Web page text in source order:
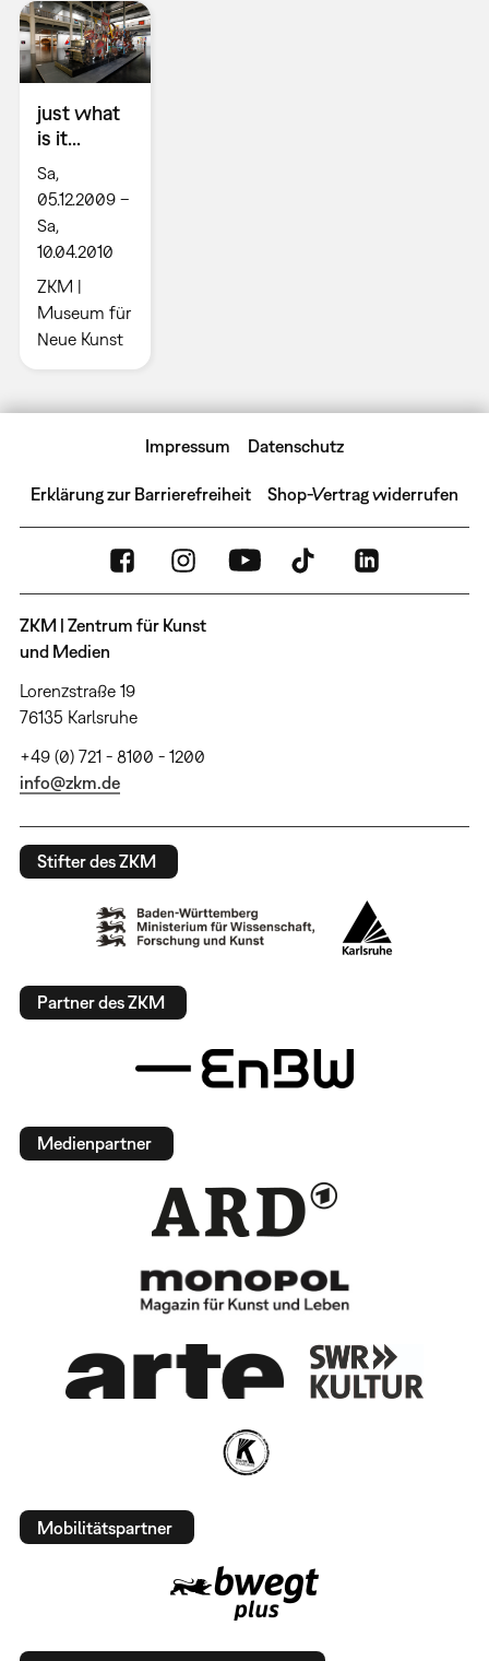
just what
is it...
Sa,
05.12.2009 –
Sa,
10.04.2010
ZKM |
Museum für
Neue Kunst
Impressum Datenschutz
Erklärung zur Barrierefreiheit Shop-Vertrag widerrufen
ZKM | Zentrum für Kunst
und Medien
Lorenzstraße 19
76135 Karlsruhe
+49 (0) 721 - 8100 - 1200
info@zkm.de
Stifter des ZKM
Partner des ZKM
Medienpartner
Mobilitätspartner